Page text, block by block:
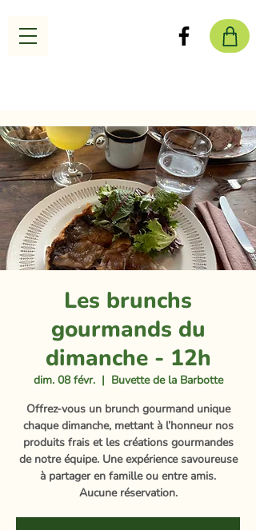
Les brunchs
gourmands du
dimanche - 12h
dim. 08 févr.
  |
Buvette de la Barbotte
Offrez-vous un brunch gourmand unique
chaque dimanche, mettant à l’honneur nos
produits frais et les créations gourmandes
de notre équipe. Une expérience savoureuse
à partager en famille ou entre amis.
Aucune réservation.